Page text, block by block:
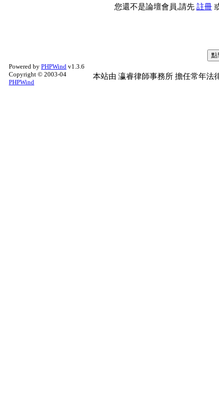
您還不是論壇會員,請先 註冊
Powered by PHPWind v1.3.6
Copyright © 2003-04
PHPWind
本站由 瀛睿律師事務所 擔任常年法